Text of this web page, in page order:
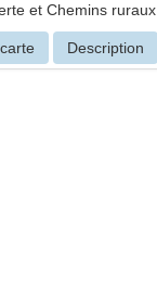
et Chemins ruraux
Description